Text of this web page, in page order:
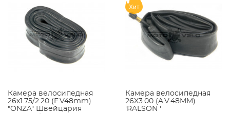
Камера велосипедная
26х1.75/2.20 (F.V48mm)
"ONZA" Швейцария
Камера велосипедная
26X3.00 (A.V.48MM)
'RALSON '
Хит